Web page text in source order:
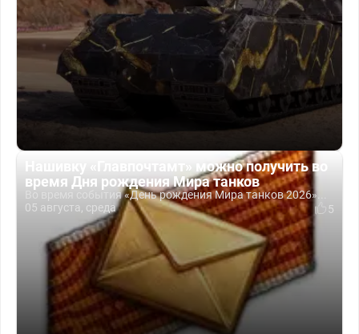
Нашивку «Главпочтамт» можно получить во
время Дня рождения Мира танков
Во время события «День рождения Мира танков 2026»...
05 августа, среда
5